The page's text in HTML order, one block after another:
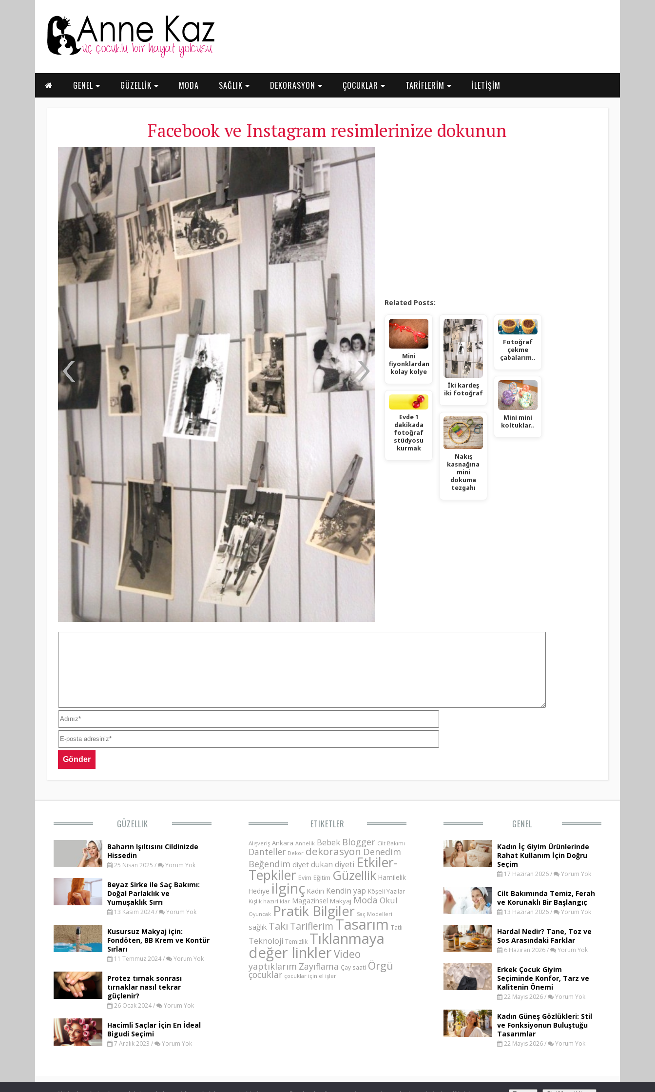
GENEL GÜZELLİK MODA SAĞLIK DEKORASYON ÇOCUKLAR TARİFLERİM İLETİŞİM
Facebook ve Instagram resimlerinize dokunun
Related Posts:
Mini
fiyonklardan
kolay kolye
Evde 1
dakikada
fotoğraf
stüdyosu
kurmak
İki kardeş
iki fotoğraf
Nakış
kasnağına
mini
dokuma
tezgahı
Fotoğraf
çekme
çabalarım..
Mini mini
koltuklar..
GÜZELLIK
Baharın Işıltısını Cildinizde
Hissedin
25 Nisan 2025 / Yorum Yok
Beyaz Sirke ile Saç Bakımı:
Doğal Parlaklık ve
Yumuşaklık Sırrı
13 Kasım 2024 / Yorum Yok
Kusursuz Makyaj için:
Fondöten, BB Krem ve Kontür
Sırları
11 Temmuz 2024 / Yorum Yok
Protez tırnak sonrası
tırnaklar nasıl tekrar
güçlenir?
26 Ocak 2024 / Yorum Yok
Hacimli Saçlar İçin En İdeal
Bigudi Seçimi
7 Aralık 2023 / Yorum Yok
ETIKETLER
Alışveriş Ankara Annelik Bebek Blogger Cilt Bakımı
Danteller Dekor dekorasyon Denedim
Beğendim diyet dukan diyeti Etkiler-
Tepkiler Evim Eğitim Güzellik Hamilelik
Hediye ilginç Kadın Kendin yap Köşeli Yazılar
Kışlık hazırlıklar Magazinsel Makyaj Moda Okul
Oyuncak Pratik Bilgiler Saç Modelleri
sağlık Takı Tariflerim Tasarım Tatlı
Teknoloji Temizlik Tıklanmaya
değer linklerVideo
yaptıklarım Zayıflama Çay saati Örgü
çocuklar çocuklar için el işleri
GENEL
Kadın İç Giyim Ürünlerinde
Rahat Kullanım İçin Doğru
Seçim
17 Haziran 2026 / Yorum Yok
Cilt Bakımında Temiz, Ferah
ve Korunaklı Bir Başlangıç
13 Haziran 2026 / Yorum Yok
Hardal Nedir? Tane, Toz ve
Sos Arasındaki Farklar
6 Haziran 2026 / Yorum Yok
Erkek Çocuk Giyim
Seçiminde Konfor, Tarz ve
Kalitenin Önemi
22 Mayıs 2026 / Yorum Yok
Kadın Güneş Gözlükleri: Stil
ve Fonksiyonun Buluştuğu
Tasarımlar
22 Mayıs 2026 / Yorum Yok